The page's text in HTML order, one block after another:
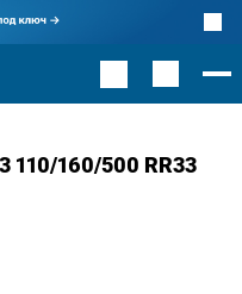
110/160/500 RR33